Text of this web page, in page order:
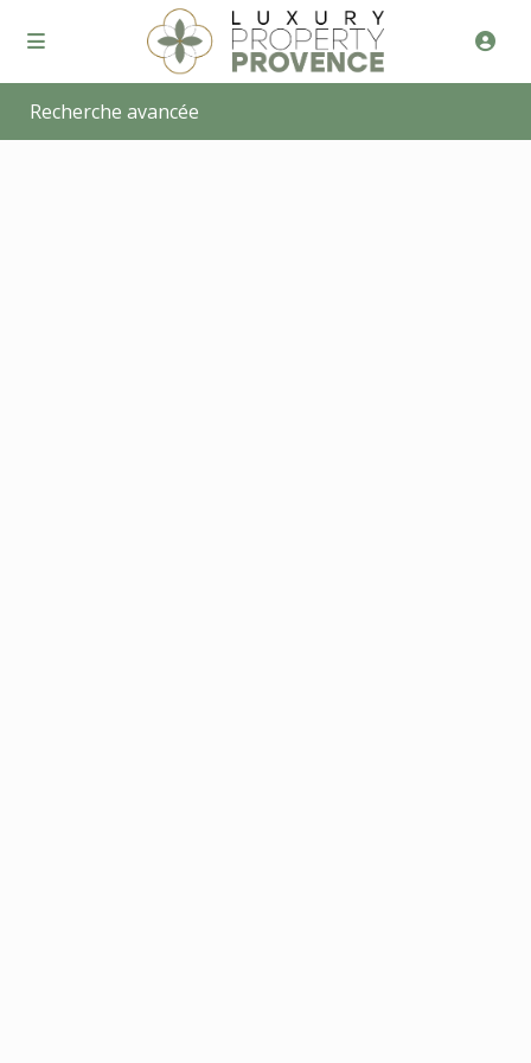
Recherche avancée